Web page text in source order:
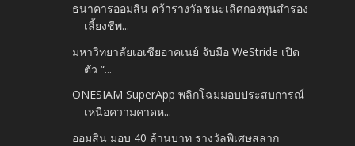
ธนาคารออมสิน คว้ารางวัลชนะเลิศกองทุนสำรอง
เลี้ยงชีพ...
มหาวิทยาลัยเอเชียอาคเนย์ จับมือ WeStride เปิด
ตัว “...
ONESIAM SuperApp พลิกโฉมมอบประสบการณ์
เหนือความคาดห...
ออมสิน มอบ 40 ล้านบาท รางวัลพิเศษสลาก